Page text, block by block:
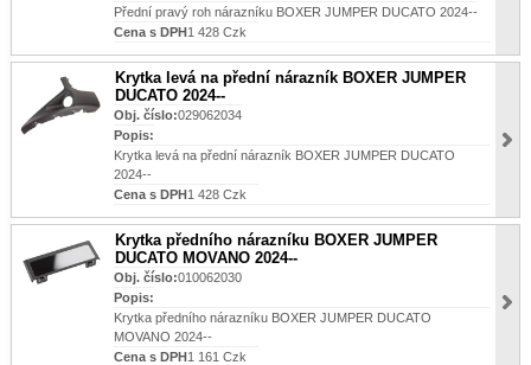
Přední pravý roh nárazníku BOXER JUMPER DUCATO 2024--
Cena s DPH1 428 Czk
Krytka levá na přední nárazník BOXER JUMPER
DUCATO 2024--
Obj. číslo:029062034
Popis:
Krytka levá na přední nárazník BOXER JUMPER DUCATO
2024--
Cena s DPH1 428 Czk
Krytka předního nárazníku BOXER JUMPER
DUCATO MOVANO 2024--
Obj. číslo:010062030
Popis:
Krytka předního nárazníku BOXER JUMPER DUCATO
MOVANO 2024--
Cena s DPH1 161 Czk